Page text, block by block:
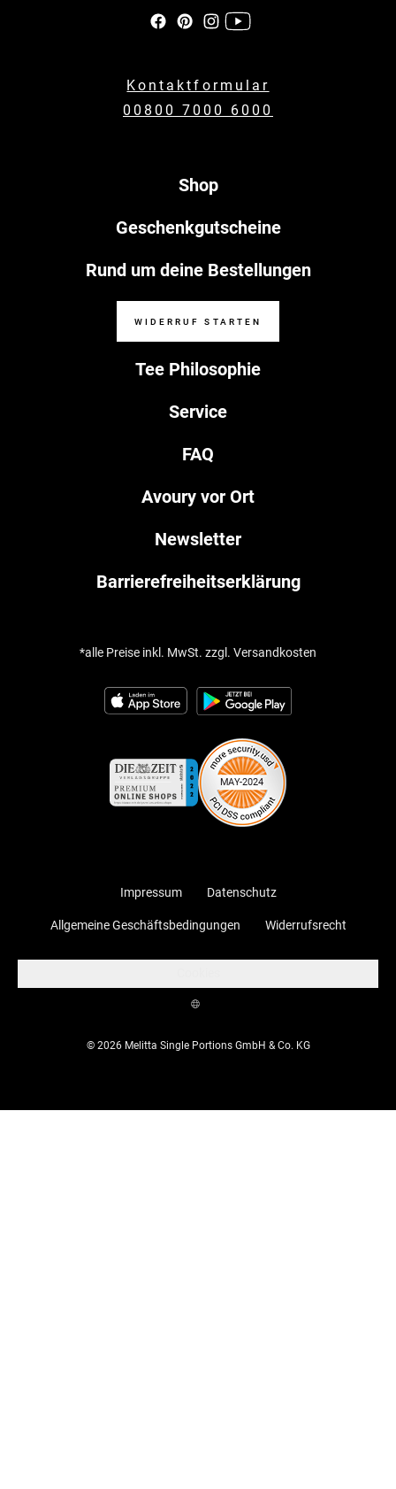
Kontaktformular
00800 7000 6000
Tee Philosophie
Service
FAQ
Avoury vor Ort
Newsletter
Barrierefreiheitserklärung
Shop
Geschenkgutscheine
Rund um deine Bestellungen
WIDERRUF STARTEN
*alle Preise inkl. MwSt. zzgl. Versandkosten
Impressum Datenschutz
Allgemeine Geschäftsbedingungen Widerrufsrecht
© 2026 Melitta Single Portions GmbH & Co. KG